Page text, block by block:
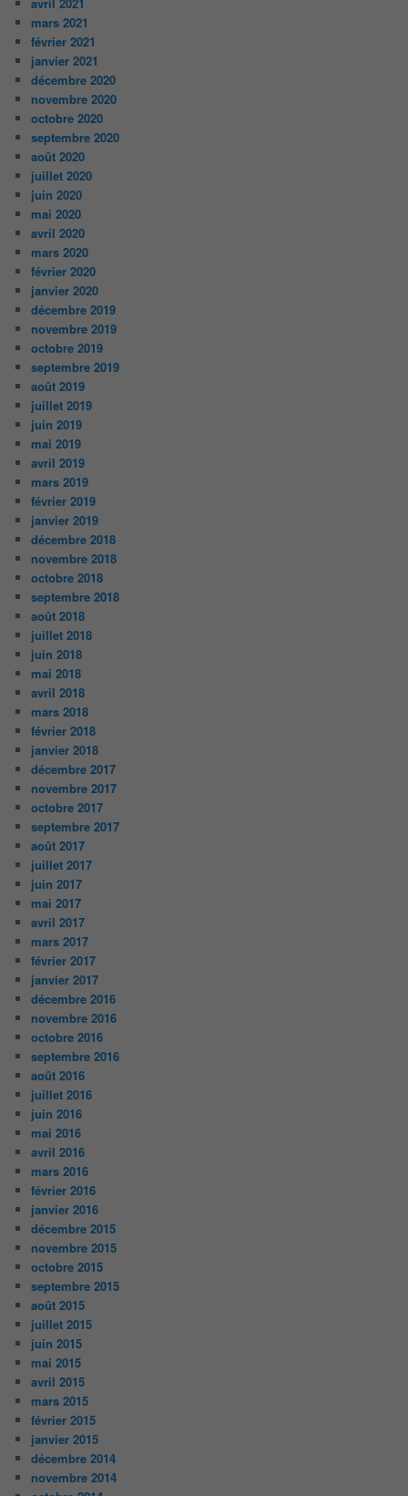
avril 2021
mars 2021
février 2021
janvier 2021
décembre 2020
novembre 2020
octobre 2020
septembre 2020
août 2020
juillet 2020
juin 2020
mai 2020
avril 2020
mars 2020
février 2020
janvier 2020
décembre 2019
novembre 2019
octobre 2019
septembre 2019
août 2019
juillet 2019
juin 2019
mai 2019
avril 2019
mars 2019
février 2019
janvier 2019
décembre 2018
novembre 2018
octobre 2018
septembre 2018
août 2018
juillet 2018
juin 2018
mai 2018
avril 2018
mars 2018
février 2018
janvier 2018
décembre 2017
novembre 2017
octobre 2017
septembre 2017
août 2017
juillet 2017
juin 2017
mai 2017
avril 2017
mars 2017
février 2017
janvier 2017
décembre 2016
novembre 2016
octobre 2016
septembre 2016
août 2016
juillet 2016
juin 2016
mai 2016
avril 2016
mars 2016
février 2016
janvier 2016
décembre 2015
novembre 2015
octobre 2015
septembre 2015
août 2015
juillet 2015
juin 2015
mai 2015
avril 2015
mars 2015
février 2015
janvier 2015
décembre 2014
novembre 2014